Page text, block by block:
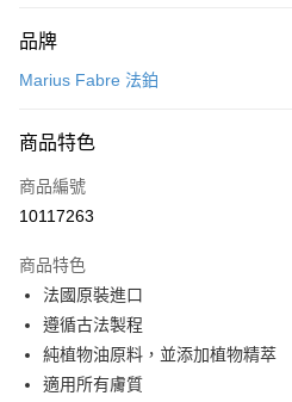
台灣樂天信用卡公司
玉山商業銀行
台灣樂天信用卡公司
相關說明
1.本服務由台灣大哥大提供，台灣大哥大
2.付款方式選擇「大哥付你分期」，訂單
3.實際核准額度、可分期數及費用金額請
4.訂單成立30分鐘內，如未前往確認交易
消。如遇「轉專審核」未通過狀況，表
法說明評估內容。
【繳款方式說明】
1.分期款項不併入電信帳單，「大哥付你
ATM付款
貨到付款
運送方式
7-11取貨(快速到店)
每筆NT$100，滿NT$1,000(含以上)
品牌
Marius Fabre 法鉑
商品特色
商品編號
10117263
商品特色
法國原裝進口
遵循古法製程
純植物油原料，並添加植物精萃
適用所有膚質